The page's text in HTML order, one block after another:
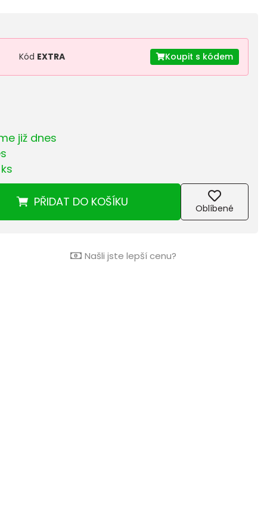
Kód EXTRA Koupit s kódem
již dnes
PŘIDAT DO KOŠÍKU Oblíbené
Našli jste lepší cenu?